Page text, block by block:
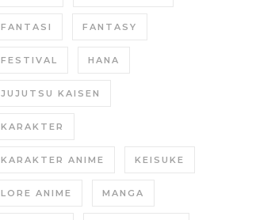
FANTASI FANTASY
FESTIVAL HANA
JUJUTSU KAISEN
KARAKTER
KARAKTER ANIME KEISUKE
LORE ANIME MANGA